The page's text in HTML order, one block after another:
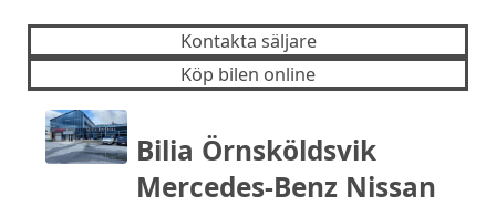
Kontakta säljare
Köp bilen online
Bilia Örnsköldsvik
Mercedes-Benz Nissan